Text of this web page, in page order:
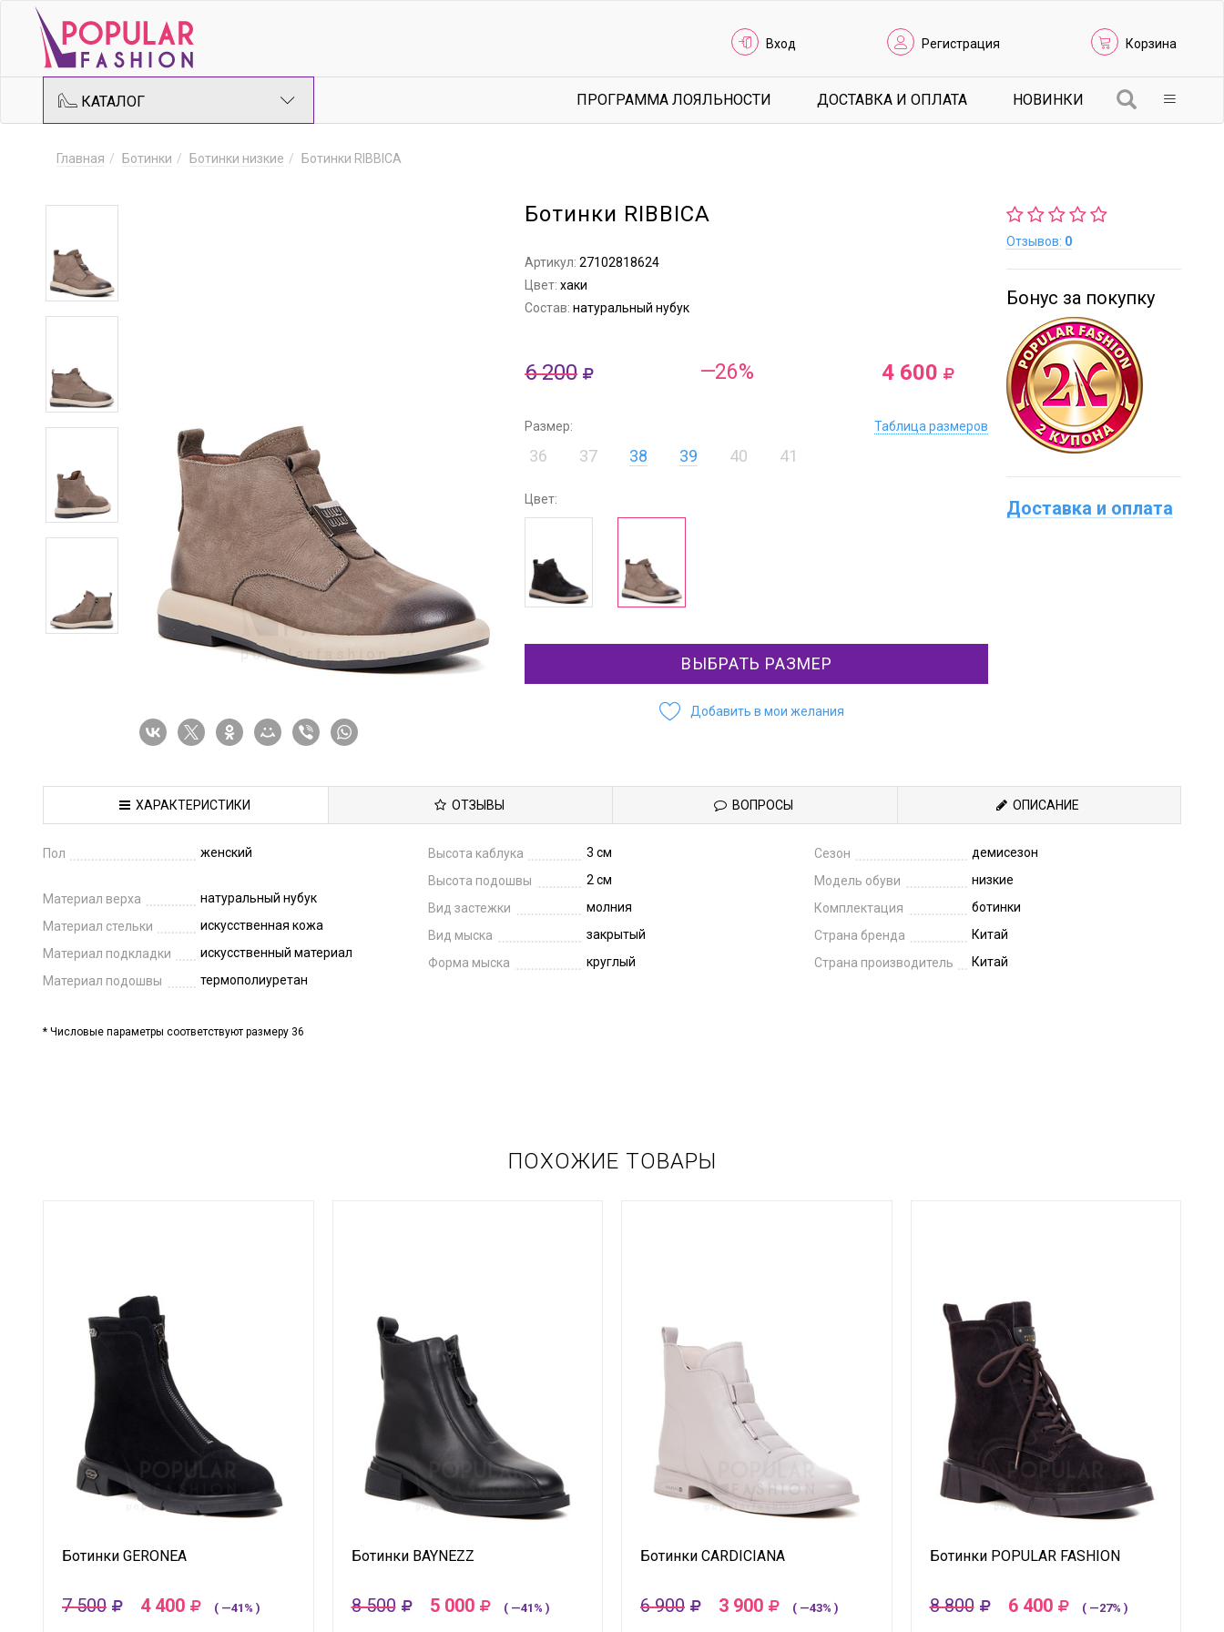
Вход Регистрация Корзина
КАТАЛОГ ПРОГРАММА ЛОЯЛЬНОСТИ ДОСТАВКА И ОПЛАТА НОВИНКИ
Главная Ботинки Ботинки низкие Ботинки RIBBICA
Ботинки RIBBICA
Артикул:27102818624
Цвет:хаки
Состав:натуральный нубук
6 200 —26% 4 600
Размер: Таблица размеров
36 37 38 39 40 41
Цвет:
ВЫБРАТЬ РАЗМЕР
Добавить в мои желания
Отзывов: 0
Бонус за покупку
Доставка и оплата
ХАРАКТЕРИСТИКИ ОТЗЫВЫ ВОПРОСЫ ОПИСАНИЕ
Пол женский
Материал верха
натуральный нубук
Материал стельки
искусственная кожа
Материал подкладки
искусственный материал
Материал подошвы
термополиуретан
Высота каблука
3 см
Высота подошвы
2 см
Вид застежки
молния
Вид мыска
закрытый
Форма мыска
круглый
Сезон
демисезон
Модель обуви
низкие
Комплектация
ботинки
Страна бренда
Китай
Страна производитель
Китай
* Числовые параметры соответствуют размеру 36
ПОХОЖИЕ ТОВАРЫ
Ботинки GERONEA
7 500 4 400 ( —41% )
Ботинки BAYNEZZ
8 500 5 000 ( —41% )
Ботинки CARDICIANA
6 900 3 900 ( —43% )
Ботинки POPULAR FASHION
8 800 6 400 ( —27% )